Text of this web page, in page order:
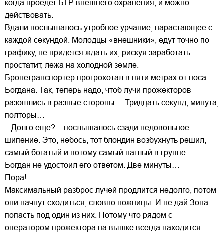
когда проедет БТР внешнего охранения, и можно
действовать.
Вдали послышалось утробное урчание, нарастающее с
каждой секундой. Молодцы «внешники», едут точно по
графику, не придется ждать их, рискуя заработать
простатит, лежа на холодной земле.
Бронетранспортер прогрохотал в пяти метрах от носа
Богдана. Так, теперь надо, чтоб лучи прожекторов
разошлись в разные стороны… Тридцать секунд, минута,
полторы…
– Долго еще? – послышалось сзади недовольное
шипение. Это, небось, тот блондин возбухнуть решил,
самый богатый и потому самый наглый в группе.
Богдан не удостоил его ответом. Две минуты…
Пора!
Максимальный разброс лучей продлится недолго, потом
они начнут сходиться, словно ножницы. И не дай Зона
попасть под один из них. Потому что рядом с
оператором прожектора на вышке всегда находится